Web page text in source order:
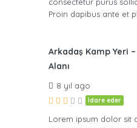
Proin dapibus ante et
Arkadaş Kamp Yeri –
Alanı
8 yıl ago
İdare eder
Lorem ipsum dolor sit